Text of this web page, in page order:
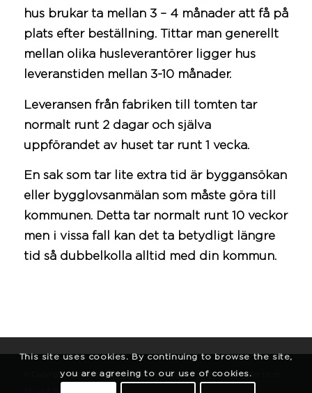
hus brukar ta mellan 3 – 4 månader att få på
plats efter beställning. Tittar man generellt
mellan olika husleverantörer ligger hus
leveranstiden mellan 3-10 månader.
Leveransen från fabriken till tomten tar
normalt runt 2 dagar och själva
uppförandet av huset tar runt 1 vecka.
En sak som tar lite extra tid är byggansökan
eller bygglovsanmälan som måste göra till
kommunen. Detta tar normalt runt 10 veckor
men i vissa fall kan det ta betydligt längre
tid så dubbelkolla alltid med din kommun.
© Copyright - gimme shelter solutions AB. Priserna på hemsidan gäller t.o.m.
This site uses cookies. By continuing to browse the site,
you are agreeing to our use of cookies.